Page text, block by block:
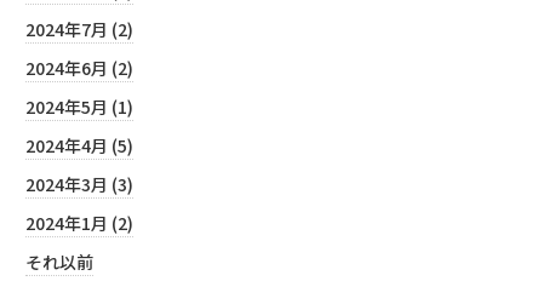
2024年7月 (2)
2024年6月 (2)
2024年5月 (1)
2024年4月 (5)
2024年3月 (3)
2024年1月 (2)
それ以前